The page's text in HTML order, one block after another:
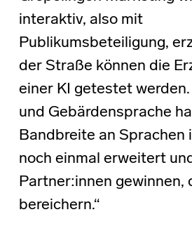
interaktiv, also mit
Publikumsbeteiligung,
der Straße können die
einer KI getestet
und Gebärdensprache
Bandbreite an Sprachen
noch einmal erweitert
Partner:innen gewinnen,
bereichern.“